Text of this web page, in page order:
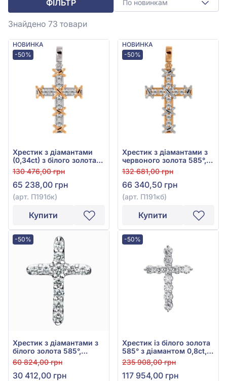
ФІЛЬТР По новинкам
Знайдено 73 товари
НОВИНКА
-50%
Хрестик з діамантами
(0,34ct) з білого золота
585°, арт. П191бк
130 476,00 грн
65 238,00 грн
(арт. П191бк)
Купити
НОВИНКА
-50%
Хрестик з діамантами з
червоного золота 585°,
Діамант 0,34ct, арт.
П191кб
132 681,00 грн
66 340,50 грн
(арт. П191кб)
Купити
-50%
Хрестик з діамантами з
білого золота 585°,
Діамант 0,19ct, арт. 705-
954
60 824,00 грн
30 412,00 грн
-50%
Хрестик із білого золота
585° з діамантом 0,8ct,
арт. 705-950
235 908,00 грн
117 954,00 грн